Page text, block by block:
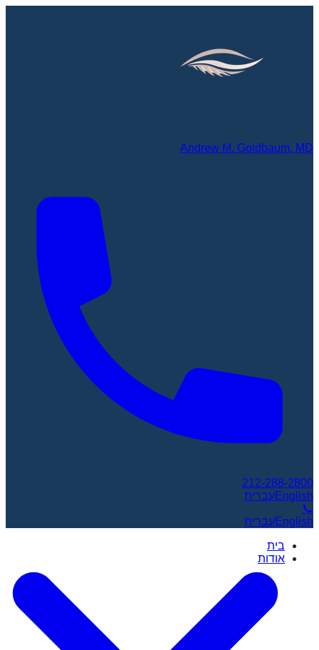
Andrew M. Goldbaum, MD
212-288-2800
Englishעברית
📞
Englishעברית
בית
אודות